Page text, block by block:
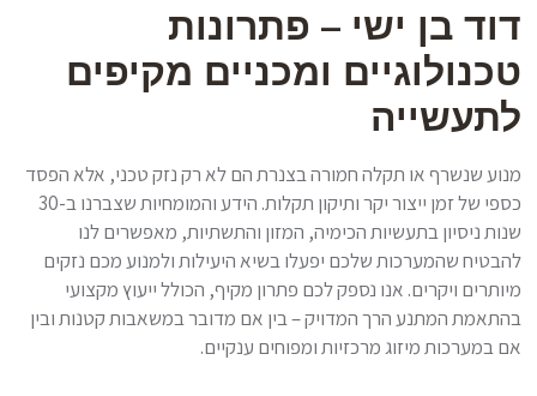
דוד בן ישי – פתרונות
טכנולוגיים ומכניים מקיפים
לתעשייה
מנוע שנשרף או תקלה חמורה בצנרת הם לא רק נזק טכני, אלא הפסד
כספי של זמן ייצור יקר ותיקון תקלות. הידע והמומחיות שצברנו ב-30
שנות ניסיון בתעשיות הכימיה, המזון והתשתיות, מאפשרים לנו
להבטיח שהמערכות שלכם יפעלו בשיא היעילות ולמנוע מכם נזקים
מיותרים ויקרים. אנו נספק לכם פתרון מקיף, הכולל ייעוץ מקצועי
בהתאמת המתנע הרך המדויק – בין אם מדובר במשאבות קטנות ובין
אם במערכות מיזוג מרכזיות ומפוחים ענקיים.